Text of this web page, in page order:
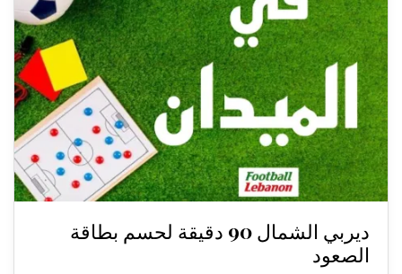
ديربي الشمال 90 دقيقة لحسم بطاقة
الصعود